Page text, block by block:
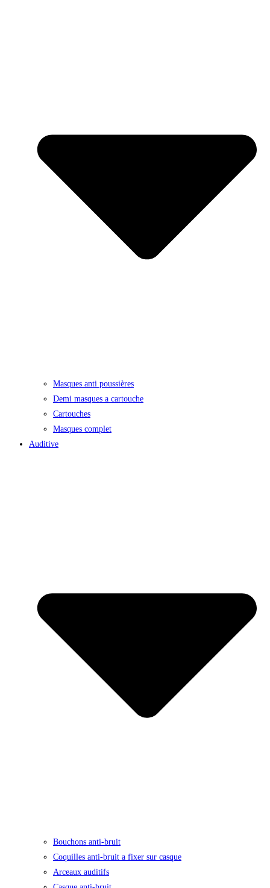
Masques anti poussières
Demi masques a cartouche
Cartouches
Masques complet
Auditive
Bouchons anti-bruit
Coquilles anti-bruit a fixer sur casque
Arceaux auditifs